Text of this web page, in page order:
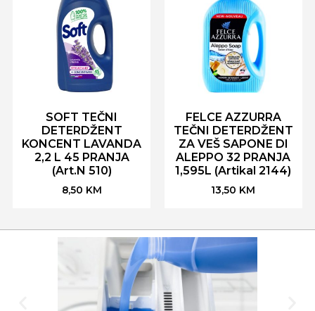
SOFT TEČNI
DETERDŽENT
KONCENT LAVANDA
2,2 L 45 PRANJA
(Art.N 510)
8,50 KM
FELCE AZZURRA
TEČNI DETERDŽENT
ZA VEŠ SAPONE DI
ALEPPO 32 PRANJA
1,595L (Artikal 2144)
13,50 KM